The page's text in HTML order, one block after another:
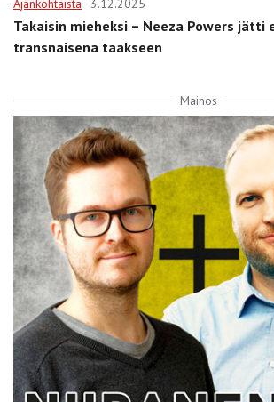
Ajankohtaista 3.12.2025
Takaisin mieheksi – Neeza Powers jätti
transnaisena taakseen
Mainos